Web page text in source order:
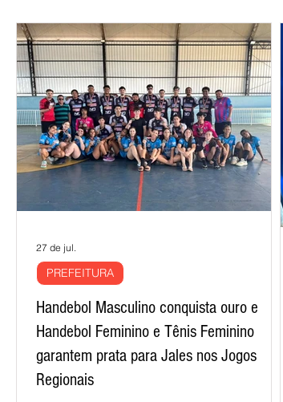
Agropecuária Igreja Nacionais
Handebol Masculino conquista ouro e
Handebol Feminino e Tênis Feminino
garantem prata para Jales nos Jogos
Regionais
PREFEITURA
27 de jul.